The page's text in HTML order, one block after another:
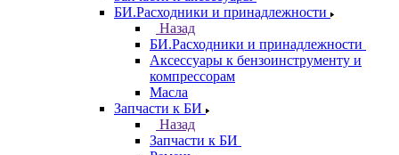
БИ.Расходники и принадлежности
Назад
БИ.Расходники и принадлежности
Аксессуары к бензоинструменту и
компрессорам
Масла
Запчасти к БИ
Назад
Запчасти к БИ